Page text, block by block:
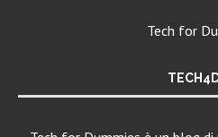
Tech for